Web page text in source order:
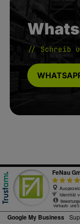
// Schreib